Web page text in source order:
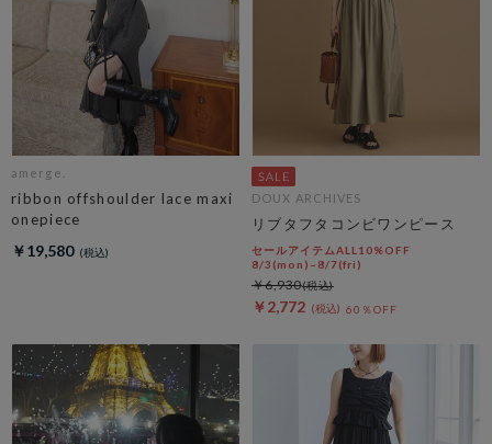
amerge.
ribbon offshoulder lace maxi
onepiece
￥19,580
DOUX ARCHIVES
リブタフタコンビワンピース
セールアイテムALL10%OFF
8/3(mon)~8/7(fri)
￥2,772 60％OFF
￥6,930